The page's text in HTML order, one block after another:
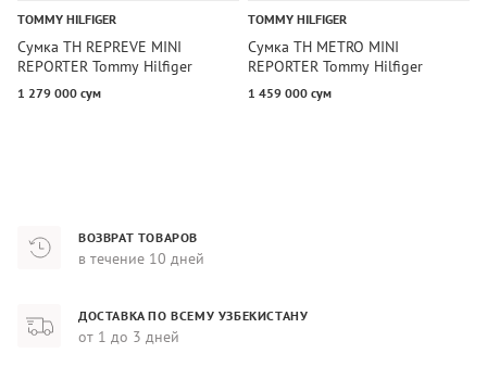
TOMMY HILFIGER
Сумка TH REPREVE MINI
REPORTER Tommy Hilfiger
1 279 000 сум
TOMMY HILFIGER
Сумка TH METRO MINI
REPORTER Tommy Hilfiger
1 459 000 сум
ВОЗВРАТ ТОВАРОВ
в течение 10 дней
ДОСТАВКА ПО ВСЕМУ УЗБЕКИСТАНУ
от 1 до 3 дней